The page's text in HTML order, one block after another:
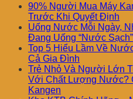
90% Người Mua Máy
Trước Khi Quyết Định
Uống Nước Mỗi Ngày,
Đang Uống “Nước
Top 5 Hiểu Lầm Về
Cả Gia Đình
Trẻ Nhỏ Và Người Lớn
Với Chất Lượng Nước?
Kangen